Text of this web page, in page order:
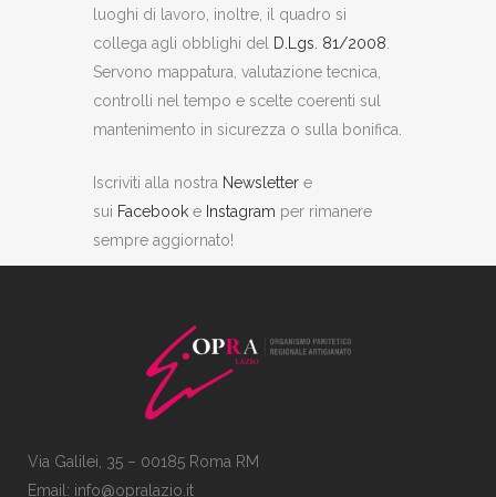
luoghi di lavoro, inoltre, il quadro si
collega agli obblighi del
D.Lgs. 81/2008
Servono mappatura, valutazione tecnica,
controlli nel tempo e scelte coerenti sul
mantenimento in sicurezza o sulla bonifica.
Iscriviti alla nostra Newsletter e
sui Facebook e Instagram per rimanere
sempre aggiornato!
Via Galilei, 35 – 00185 Roma RM
Email: info@opralazio.it